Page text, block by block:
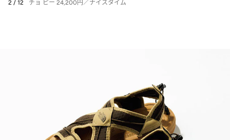
2 / 12 チョ ピー 24,200円／ナイスタイム